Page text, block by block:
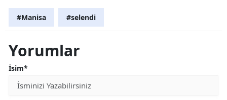
#Manisa #selendi
Yorumlar
İsim*